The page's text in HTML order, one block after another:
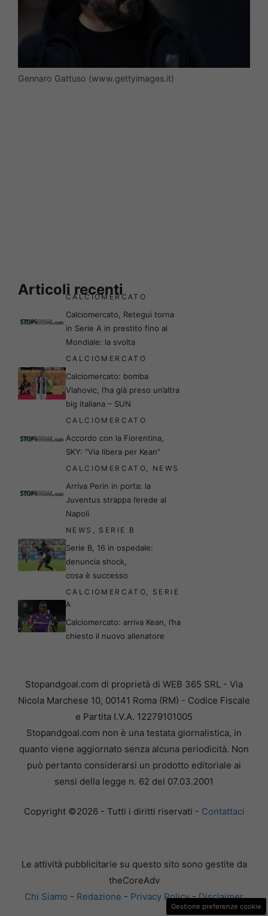
Gennaro Gattuso (www.gettyimages.it)
Articoli recenti
CALCIOMERCATO
Calciomercato, Retegui torna
in Serie A in prestito fino al
Mondiale: la svolta
CALCIOMERCATO
Calciomercato: bomba
Vlahovic, l’ha già preso un’altra
big italiana – SUN
CALCIOMERCATO
Accordo con la Fiorentina,
SKY: “Via libera per Kean”
CALCIOMERCATO, NEWS
Arriva Perin in porta: la
Juventus strappa l’erede al
Napoli
NEWS , SERIE B
Serie B, 16 in ospedale:
denuncia shock,
cosa è successo
CALCIOMERCATO, SERIE
A
Calciomercato: arriva Kean, l’ha
chiesto il nuovo allenatore
Stopandgoal.com di proprietà di WEB 365 SRL - Via
Nicola Marchese 10, 00141 Roma (RM) - Codice Fiscale
e Partita I.V.A. 12279101005
Stopandgoal.com non è una testata giornalistica, in
quanto viene aggiornato senza alcuna periodicità. Non
può pertanto considerarsi un prodotto editoriale ai
sensi della legge n. 62 del 07.03.2001
Copyright ©2026 - Tutti i diritti riservati - Contattaci
Le attività pubblicitarie su questo sito sono gestite da
theCoreAdv
Chi Siamo - Redazione - Privacy Policy-Disclaimer
Gestione preferenze cookie